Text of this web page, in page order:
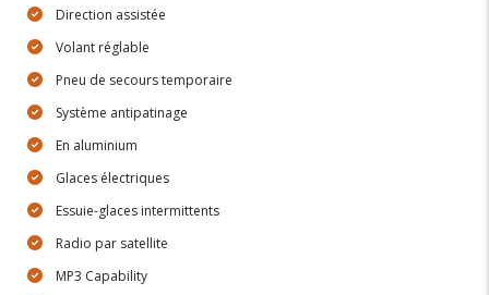
Direction assistée
Volant réglable
Pneu de secours temporaire
Système antipatinage
En aluminium
Glaces électriques
Essuie-glaces intermittents
Radio par satellite
MP3 Capability